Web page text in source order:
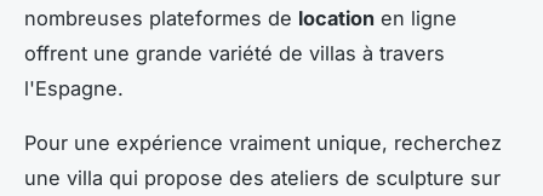
nombreuses plateformes de location en ligne
offrent une grande variété de villas à travers
l'Espagne.
Pour une expérience vraiment unique, recherchez
une villa qui propose des ateliers de sculpture sur